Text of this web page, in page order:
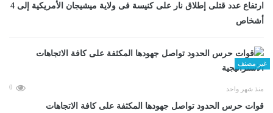
ارتفاع عدد قتلى إطلاق نار على كنيسة فى ولاية ميشيجان الأمريكية إلى 4
أشخاص
غير مصنف
منذ شهر واحد 0
قوات حرس الحدود تواصل جهودها المكثفة على كافة الاتجاهات